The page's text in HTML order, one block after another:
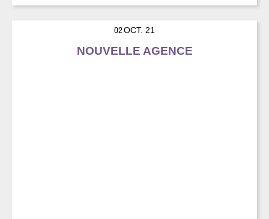
02OCT. 21
NOUVELLE AGENCE